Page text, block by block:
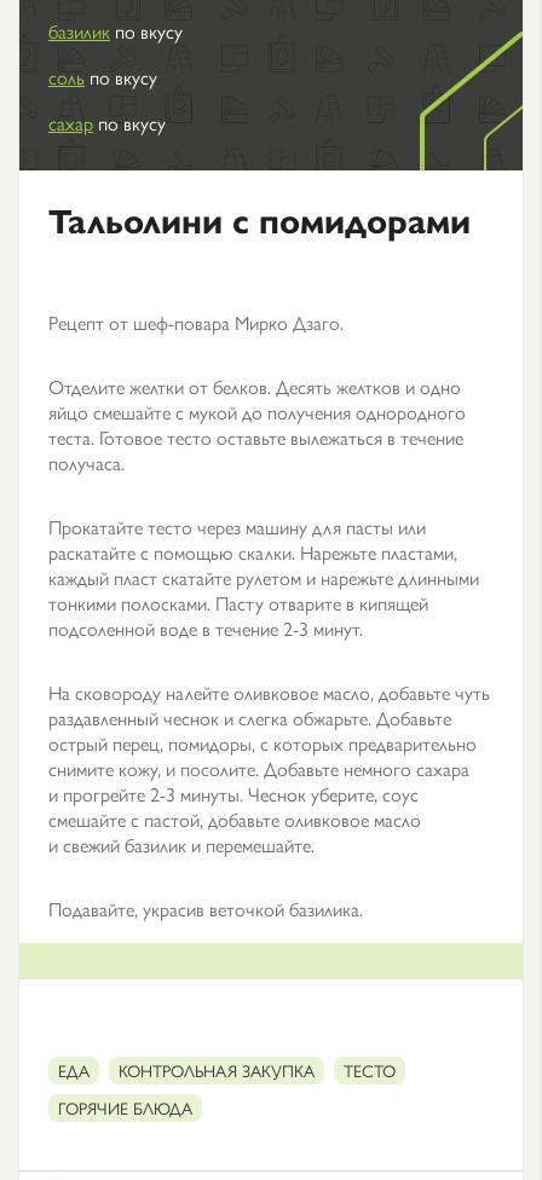
базилик по вкусу
соль по вкусу
сахар по вкусу
Тальолини с помидорами
Рецепт от шеф-повара Мирко Дзаго.
Отделите желтки от белков. Десять желтков и одно
яйцо смешайте с мукой до получения однородного
теста. Готовое тесто оставьте вылежаться в течение
получаса.
Прокатайте тесто через машину для пасты или
раскатайте с помощью скалки. Нарежьте пластами,
каждый пласт скатайте рулетом и нарежьте длинными
тонкими полосками. Пасту отварите в кипящей
подсоленной воде в течение 2-3 минут.
На сковороду налейте оливковое масло, добавьте чуть
раздавленный чеснок и слегка обжарьте. Добавьте
острый перец, помидоры, с которых предварительно
снимите кожу, и посолите. Добавьте немного сахара
и прогрейте 2-3 минуты. Чеснок уберите, соус
смешайте с пастой, добавьте оливковое масло
и свежий базилик и перемешайте.
Подавайте, украсив веточкой базилика.
ЕДА КОНТРОЛЬНАЯ ЗАКУПКА
ТЕСТО
ГОРЯЧИЕ БЛЮДА